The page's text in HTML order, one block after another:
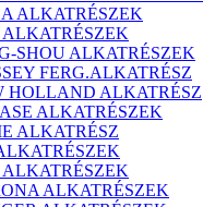
ALKATRÉSZEK
ALKATRÉSZEK
SHOU ALKATRÉSZEK
FERG.ALKATRÉSZ
HOLLAND ALKATRÉSZ
ALKATRÉSZEK
ALKATRÉSZ
ALKATRÉSZEK
ALKATRÉSZEK